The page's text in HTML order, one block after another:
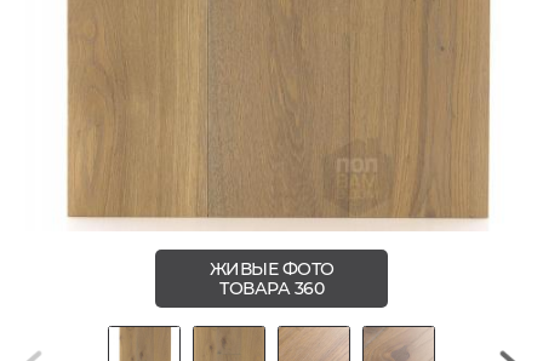
ЖИВЫЕ ФОТО
ТОВАРА 360